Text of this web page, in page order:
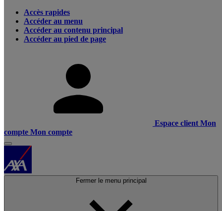
Accès rapides
Accéder au menu
Accéder au contenu principal
Accéder au pied de page
Espace client Mon
compte Mon compte
Fermer le menu principal